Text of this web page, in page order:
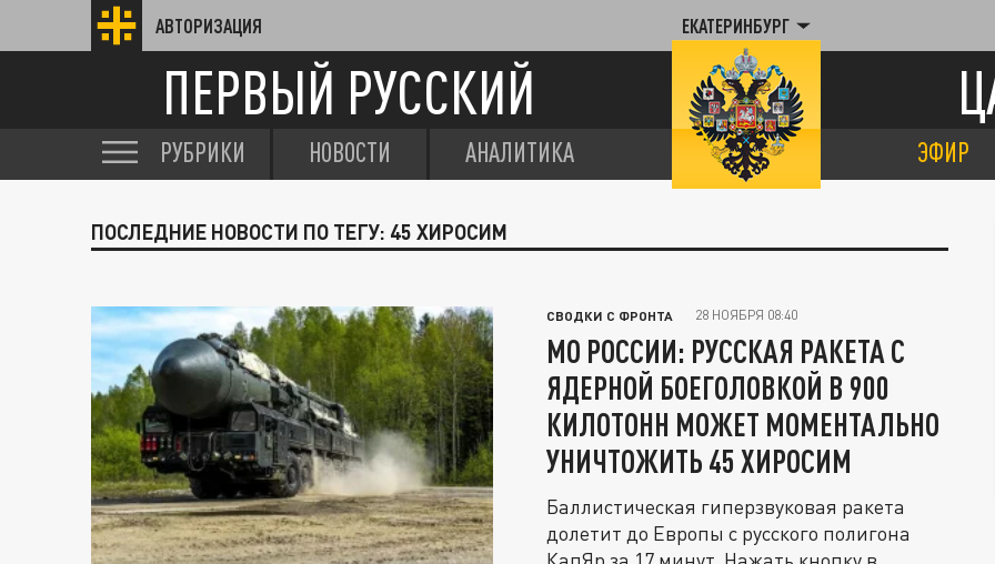
АВТОРИЗАЦИЯ ЕКАТЕРИНБУРГ
ПЕРВЫЙ РУССКИЙ
РУБРИКИ НОВОСТИ АНАЛИТИКА ЭФИР
ПОСЛЕДНИЕ НОВОСТИ ПО ТЕГУ: 45 ХИРОСИМ
СВОДКИ С ФРОНТА 28 НОЯБРЯ 08:40
МО РОССИИ: РУССКАЯ РАКЕТА С
ЯДЕРНОЙ БОЕГОЛОВКОЙ В 900
КИЛОТОНН МОЖЕТ МОМЕНТАЛЬНО
УНИЧТОЖИТЬ 45 ХИРОСИМ
Баллистическая гиперзвуковая ракета
долетит до Европы с русского полигона